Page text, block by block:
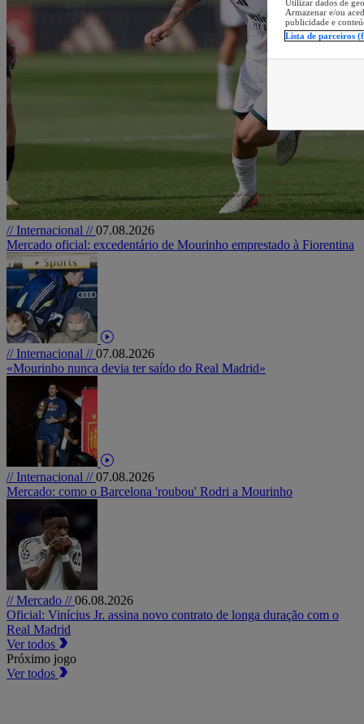
// Internacional //07.08.2026
Mercado oficial: excedentário de Mourinho emprestado à Fiorentina
// Internacional //07.08.2026
«Mourinho nunca devia ter saído do Real Madrid»
// Internacional //07.08.2026
Mercado: como o Barcelona 'roubou' Rodri a Mourinho
// Mercado //06.08.2026
Oficial: Vinícius Jr. assina novo contrato de longa duração com o
Real Madrid
Ver todos
Próximo jogo
Ver todos
Utilizar dados de
Armazenar e/ou
publicidade e
Lista de parceiros